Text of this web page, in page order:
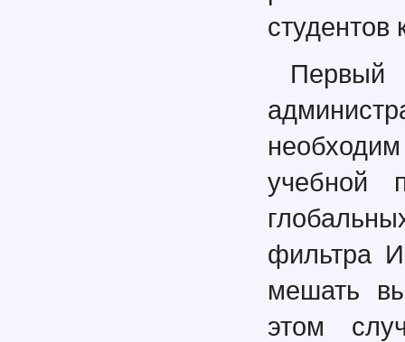
студентов
учебной
фильтра
мешать
этом